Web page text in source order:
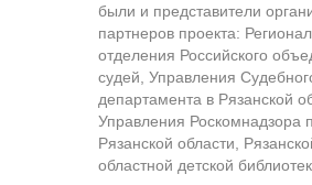
были и представители
партнеров проекта:
отделения Российского
судей, Управления
департамента в Рязанской
Управления Роскомнадзора
Рязанской области,
областной детской